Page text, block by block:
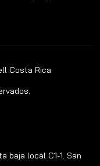
Costa Rica
baja local C1-1. San